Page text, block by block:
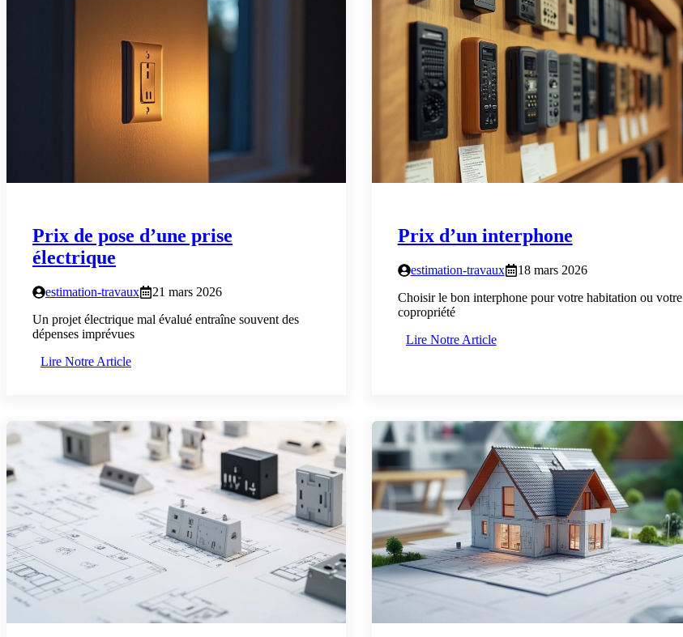
Prix de pose d’une prise
électrique
estimation-travaux
21 mars 2026
Un projet électrique mal évalué entraîne souvent des
dépenses imprévues
Lire Notre Article
Prix d’un interphone
estimation-travaux
18 mars 2026
Choisir le bon interphone pour votre habitation ou votre
copropriété
Lire Notre Article